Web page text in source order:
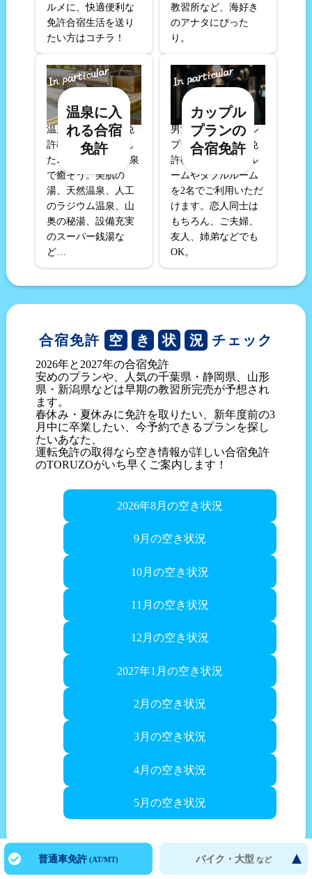
大型二輪
普通車免許 (AT/MT) バイク・大型 など
ルメに、快適便利な
免許合宿生活を送り
たい方はコチラ！
教習所など、海好き
のアナタにぴった
り。
温泉に入
れる合宿
免許
温泉に入れる合宿免
許教習所を集めまし
た♪
教習の疲れは温泉
で癒そう。美肌の
湯、天然温泉、人工
のラジウム温泉、山
奥の秘湯、設備充実
のスーパー銭湯な
ど…
カップル
プランの
合宿免許
男女同室のカップル
プランがある合宿免
許教習所。
ツインル
ームやダブルルーム
を2名でご利用いただ
けます。恋人同士は
もちろん、ご夫婦、
友人、姉弟などでも
OK。
合宿免許 空 き 状 況 チェック
2026年と2027年の合宿免許
安めのプランや、人気の千葉県・静岡県、山形
県・新潟県などは早期の教習所完売が予想され
ます。
春休み・夏休みに免許を取りたい、新年度前の3
月中に卒業したい、今予約できるプランを探し
たいあなた、
運転免許の取得なら空き情報が詳しい合宿免許
のTORUZOがいち早くご案内します！
2026年8月の空き状況
9月の空き状況
10月の空き状況
11月の空き状況
12月の空き状況
2027年1月の空き状況
2月の空き状況
3月の空き状況
4月の空き状況
5月の空き状況